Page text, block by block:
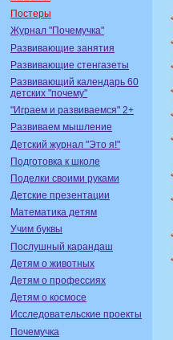
Постеры
Журнал "Почемучка"
Развивающие занятия
Развивающие стенгазеты
Развивающий календарь 60
детских "почему"
"Играем и развиваемся" 2+
Развиваем мышление
Детский журнал "Это я!"
Подготовка к школе
Поделки своими руками
Детские презентации
Математика детям
Учим буквы
Послушный карандаш
Детям о животных
Детям о профессиях
Детям о космосе
Исследовательские проекты
Почемучка